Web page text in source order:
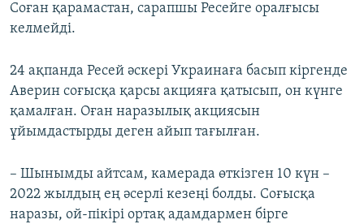
Соған қарамастан, сарапшы Ресейге оралғысы
келмейді.
24 ақпанда Ресей әскері Украинаға басып кіргенде
Аверин соғысқа қарсы акцияға қатысып, он күнге
қамалған. Оған наразылық акциясын
ұйымдастырды деген айып тағылған.
– Шынымды айтсам, камерада өткізген 10 күн –
2022 жылдың ең әсерлі кезеңі болды. Соғысқа
наразы, ой-пікірі ортақ адамдармен бірге